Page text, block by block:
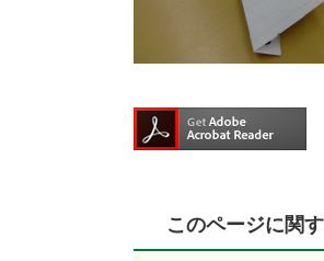
このページに関